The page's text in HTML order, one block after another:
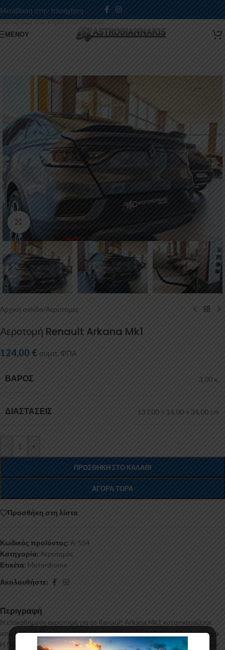
Μετάβαση στην πλοήγηση
Μετάβαση στο κύριο περιεχόμενο
ΜΕΝΟΎ
Κάντε κλικ για μεγέθυνση
Αρχική σελίδα/Αεροτομές
Αεροτομή Renault Arkana Mk1
124,00 € συμπ. ΦΠΑ
ΒΆΡΟΣ 3,00 κ.
ΔΙΑΣΤΆΣΕΙΣ 137,00 × 14,00 × 34,00 cm
- +
ΠΡΟΣΘΉΚΗ ΣΤΟ ΚΑΛΆΘΙ
ΑΓΟΡΆ ΤΏΡΑ
Προσθήκη στη λίστα
Κωδικός προϊόντος: A-554
Κατηγορία: Αεροτομές
Ετικέτα: Motordrome
Ακολουθήστε:
Περιγραφή
Η επικαθήμενη αεροτομή για το Renault Arkana Mk1 κατασκευάζεται
από σκληρή Πολυουρεθάνη υψηλής πιέσεως και ΟΧΙ από πολυεστέρα.
Η Πολυουρεθάνη είναι ένα πιο ανθεκτικό και ακριβό υλικό με εύκολη και